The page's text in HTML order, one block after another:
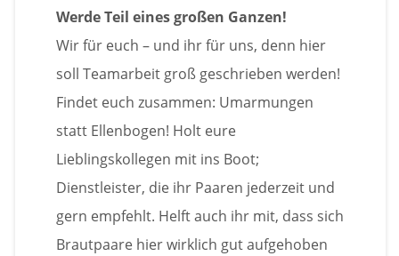
Werde Teil eines großen Ganzen!
Wir für euch – und ihr für uns, denn hier
soll Teamarbeit groß geschrieben werden!
Findet euch zusammen: Umarmungen
statt Ellenbogen! Holt eure
Lieblingskollegen mit ins Boot;
Dienstleister, die ihr Paaren jederzeit und
gern empfehlt. Helft auch ihr mit, dass sich
Brautpaare hier wirklich gut aufgehoben